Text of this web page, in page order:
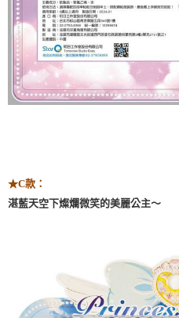
★C款：
湛藍天空下燦爛微笑的美麗公主～